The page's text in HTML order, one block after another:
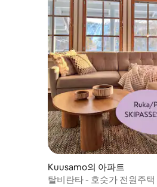
Kuusamo의 아파트
탈비란타 - 호숫가 전원주택